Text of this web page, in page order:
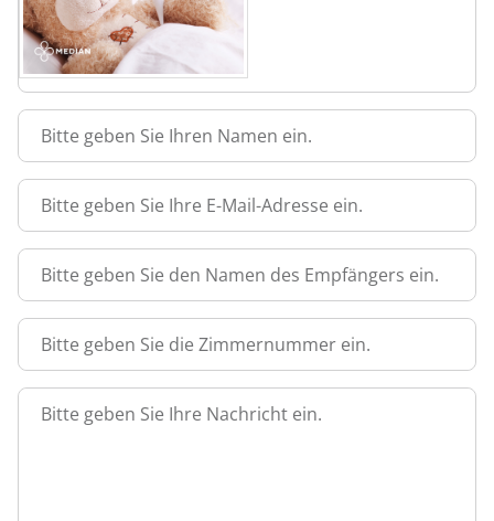
Bitte geben Sie Ihren Namen ein.
Bitte geben Sie Ihre E-Mail-Adresse ein.
Bitte geben Sie den Namen des Empfängers ein.
Bitte geben Sie die Zimmernummer ein.
Bitte geben Sie Ihre Nachricht ein.